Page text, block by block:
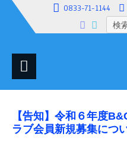
0833-71-1144
検
索:
【告知】令和６年度
ラブ会員新規募集につ